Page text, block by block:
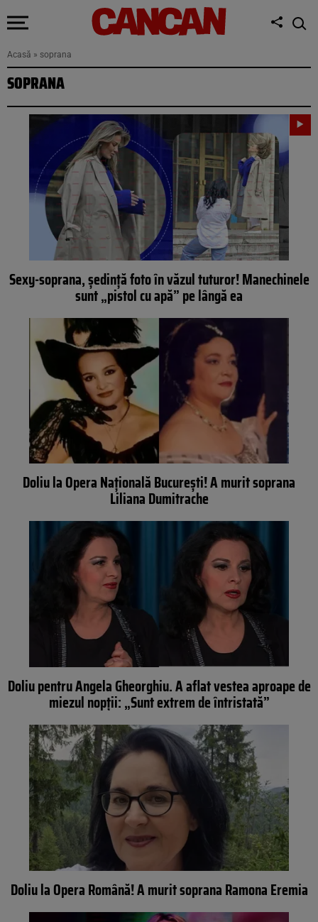
Acasă » soprana
SOPRANA
Sexy-soprana, ședință foto în văzul tuturor! Manechinele
sunt „pistol cu apă” pe lângă ea
Doliu la Opera Națională București! A murit soprana
Liliana Dumitrache
Doliu pentru Angela Gheorghiu. A aflat vestea aproape de
miezul nopții: „Sunt extrem de întristată”
Doliu la Opera Română! A murit soprana Ramona Eremia